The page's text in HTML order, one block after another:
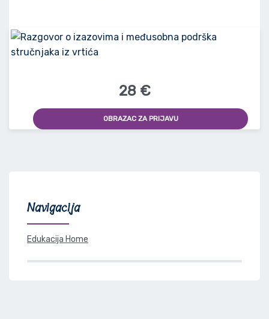
28 €
OBRAZAC ZA PRIJAVU
Navigacija
Edukacija Home